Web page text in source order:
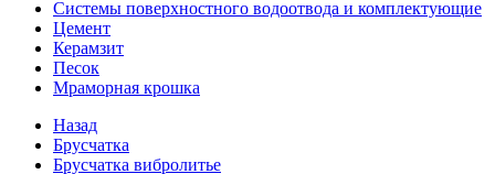
Системы поверхностного водоотвода и комплектующие
Цемент
Керамзит
Песок
Мраморная крошка
Назад
Брусчатка
Брусчатка вибролитье